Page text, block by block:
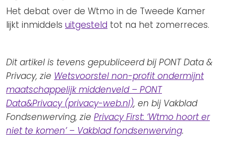
Het debat over de Wtmo in de Tweede Kamer
lijkt inmiddels uitgesteld tot na het zomerreces.
Dit artikel is tevens gepubliceerd bij PONT Data &
Privacy, zie Wetsvoorstel non-profit ondermijnt
maatschappelijk middenveld – PONT
Data&Privacy (privacy-web.nl), en bij Vakblad
Fondsenwerving, zie Privacy First: ‘Wtmo hoort er
niet te komen’ – Vakblad fondsenwerving.